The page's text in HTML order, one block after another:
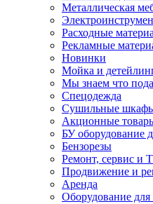
Металлическая
Расходные
Рекламные
Новинки
Мойка и
Мы знаем что
Спецодежда
Сушильные
Акционные
БУ оборудование
Бензорезы
Ремонт, сервис и
Продвижение и
Аренда
Оборудование для